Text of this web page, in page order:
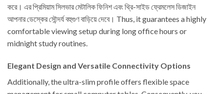
করে। এর প্রিমিয়াম সিলভার মেটালিক ফিনিশ এবং থ্রি-সাইড ফ্রেমলেস ডিজাইন
আপনার ডেস্কের সৌন্দর্য বহুগুণ বাড়িয়ে দেবে। Thus, it guarantees a highly
comfortable viewing setup during long office hours or
midnight study routines.
Elegant Design and Versatile Connectivity Options
Additionally, the ultra-slim profile offers flexible space